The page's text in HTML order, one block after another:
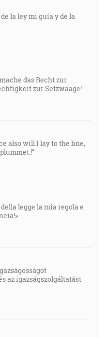
de la ley mi guía y de la
das Recht zur
zur Setzwaage!
also will I lay to the line,
legge la mia regola e
az igazságszolgáltatást